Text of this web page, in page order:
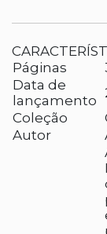
Páginas
Data de
lançamento
Coleção
Autor